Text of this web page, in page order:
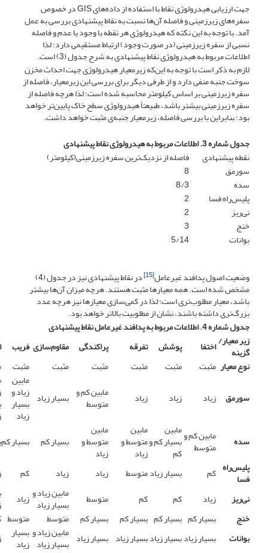
جهت ارزیابی هیدرولوژی نقاط با استفاده از داده‌های GIS در خصوص
سفره‌های زیرزمینی و فاصله آن‌ها نسبت به نقاط پیشنهادی بررسی به عمل
آمد. با توجه به این نکته که هیدرولوژی هر نقطه با وجود یا عدم و فاصله
نسبی از سفره زیرزمینی (در صورت وجود) ارتباط مستقیمی دارد؛ لذا
اطلاعات مربوط به هیدرولوژی نقاط پیشنهادی به شرح جدول (3) است.
لازم به ذکر است با توجه به این‌که زیرمعیار هیدرولوژی جهت احداث مخزن
سوخت جنبه منفی دارد و از طرفی دیگر برای بررسی این زیرمعیار، فاصله از
سفره زیرزمینی بر اساس کیلومتر محاسبه شده است؛ لذا هرچه فاصله از
سفره زیرزمینی بیشتر باشد، طبیعتاً هیدرولوژی سطح خاک پایین‌تر خواهد
بود؛ بنابراین با بررسی فاصله، زیرمعیار جنبه‌ی مثبت خواهد داشت.
جدول شماره 3. اطلاعات مربوط به هیدرولوژی نقاط پیشنهادی
نقطه پیشنهادی
فاصله از نزدیک‌ترین سفره زیرزمینی(کیلومتر)
سورمق
8
سده
8/3
پلیس‌راه فسا
2
نی‌ریز
2
خنج
3
بوانات
5/14
وضعیت اصول پدافند غیرعامل[15] در نقاط پیشنهادی نیز در جدول (4)
مشخص شده است. همه معیارها مثبت هستند. هرچه میزان آن‌ها بیشتر
باشد، معیار مطلوب‌تری است؛ لذا در کمی‌سازی معیارها نیز هرچه عدد
بزرگ‌تری داشته باشند، نشان از مطلوبیت بالاتر خواهد بود.
جدول شماره 4. اطلاعات مربوط به پدافند غیرعامل نقاط پیشنهادی
زیر معیار/
گزینه اختفا پوشش تفرقه پراکندگی مقاوم‌سازی فریب
نوع معیار مثبت مثبت مثبت مثبت مثبت مثبت
سورمق زیاد زیاد زیاد مابین کم و
متوسط بسیار زیاد
مابین
زیاد و
بسیار
زیاد
سده
مابین کم و
متوسط
مابین
بسیار کم و
کم
مابین
متوسط و
زیاد
مابین
متوسط و
زیاد
بسیار کم بسیار کم
پلیس‌راه
فسا کم بسیار زیادمتوسط زیاد زیاد کم
نی‌ریز
زیاد کم کم متوسط مابین زیاد و
بسیار زیاد زیاد
خنج
بسیار کم بسیار کم بسیار کم بسیار کم متوسط متوسط
بوانات
بسیار زیادبسیار زیادبسیار زیاد بسیار زیاد مابین زیاد و
بسیار زیاد
بسیار
زیاد